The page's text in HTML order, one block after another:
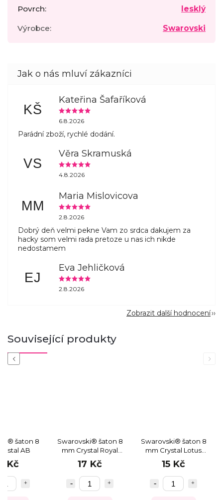
Povrch: lesklý
Výrobce: Swarovski
KŠ
Kateřina Šafaříková
6.8.2026
Parádní zboží, rychlé dodání.
VS
Věra Skramuská
4.8.2026
MM
Maria Mislovicova
2.8.2026
Dobrý deň velmi pekne Vam zo srdca dakujem za
hacky som velmi rada pretoze u nas ich nikde
nedostamem
EJ
Eva Jehličková
2.8.2026
Zobrazit další hodnocení
Související produkty
Previous
šaton 8
AB
Kč
Swarovski® šaton 8
mm Crystal Royal
Blue DeLite
17 Kč
Swarovski® šaton 8
mm Crystal Lotus
Pink DeLite
15 Kč
Next